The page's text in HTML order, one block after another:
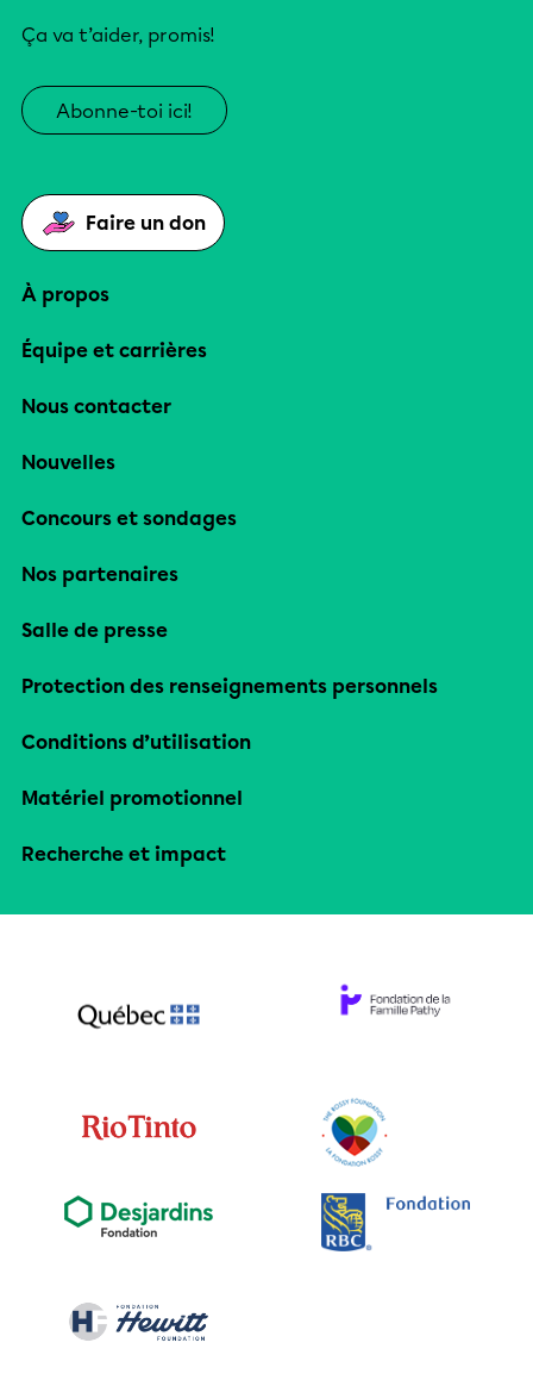
Ça va t’aider, promis!
Abonne-toi ici!
Faire un don
À propos
Équipe et carrières
Nous contacter
Nouvelles
Concours et sondages
Nos partenaires
Salle de presse
Protection des renseignements personnels
Conditions d’utilisation
Matériel promotionnel
Recherche et impact